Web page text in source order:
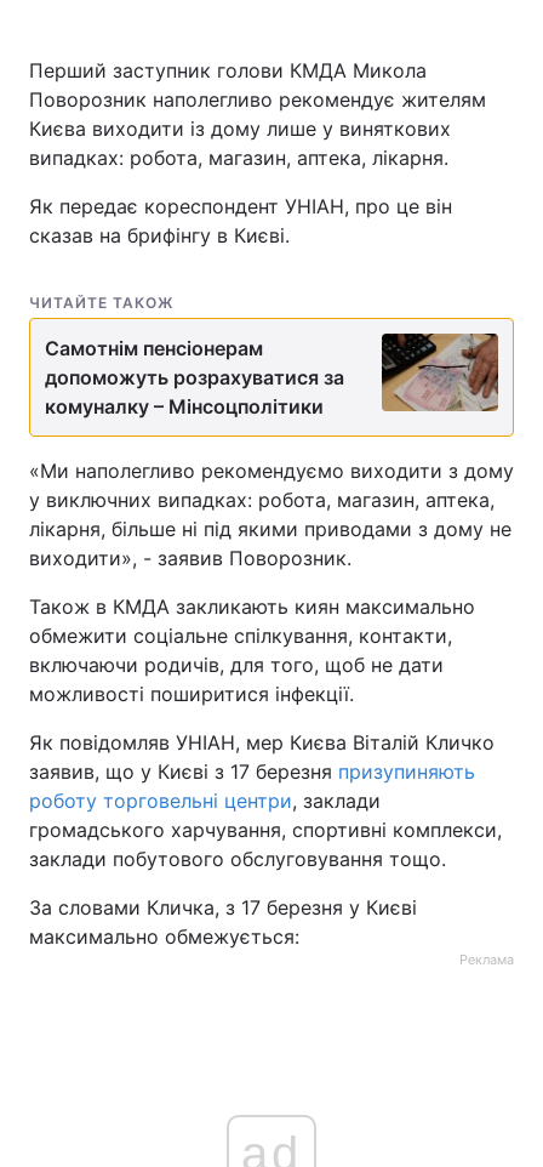
Перший заступник голови КМДА Микола
Поворозник наполегливо рекомендує жителям
Києва виходити із дому лише у виняткових
випадках: робота, магазин, аптека, лікарня.
Як передає кореспондент УНІАН, про це він
сказав на брифінгу в Києві.
ЧИТАЙТЕ ТАКОЖ
Самотнім пенсіонерам
допоможуть розрахуватися за
комуналку – Мінсоцполітики
«Ми наполегливо рекомендуємо виходити з дому
у виключних випадках: робота, магазин, аптека,
лікарня, більше ні під якими приводами з дому не
виходити», - заявив Поворозник.
Також в КМДА закликають киян максимально
обмежити соціальне спілкування, контакти,
включаючи родичів, для того, щоб не дати
можливості поширитися інфекції.
Як повідомляв УНІАН, мер Києва Віталій Кличко
заявив, що у Києві з 17 березня призупиняють
роботу торговельні центри, заклади
громадського харчування, спортивні комплекси,
заклади побутового обслуговування тощо.
За словами Кличка, з 17 березня у Києві
максимально обмежується:
Реклама
ad